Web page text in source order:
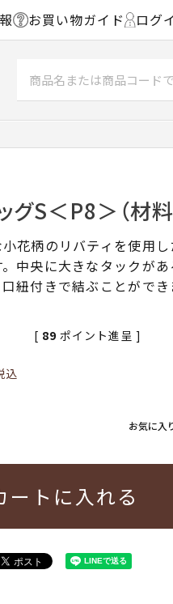
お買い物ガイド ログ
グS＜P8＞（材料
花柄のリバティを使用
中央に大きなタックが
紐付きで結ぶことができ
込
[ 89 ポイント進呈 ]
お気に入
ートに入れる